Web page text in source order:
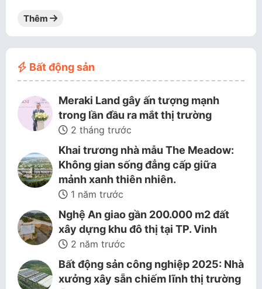
Thêm
Bất động sản
Meraki Land gây ấn tượng mạnh
trong lần đầu ra mắt thị trường
2 tháng trước
Khai trương nhà mẫu The Meadow:
Không gian sống đẳng cấp giữa
mảnh xanh thiên nhiên.
1 năm trước
Nghệ An giao gần 200.000 m2 đất
xây dựng khu đô thị tại TP. Vinh
2 năm trước
Bất động sản công nghiệp 2025: Nhà
xưởng xây sẵn chiếm lĩnh thị trường